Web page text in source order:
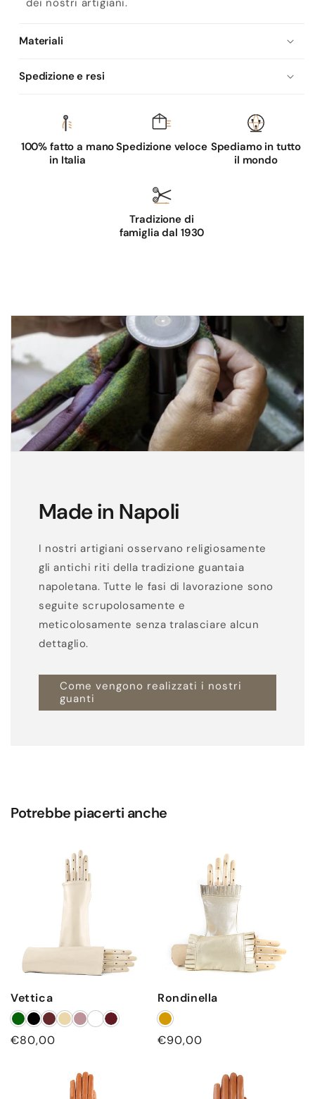
Materiali
Spedizione e resi
100% fatto a mano
in Italia
Spedizione veloce Spediamo in tutto
il mondo
Tradizione di
famiglia dal 1930
Made in Napoli
I nostri artigiani osservano religiosamente
gli antichi riti della tradizione guantaia
napoletana. Tutte le fasi di lavorazione sono
seguite scrupolosamente e
meticolosamente senza tralasciare alcun
dettaglio.
Come vengono realizzati i nostri
guanti
Potrebbe piacerti anche
Vettica
Prezzo
€80,00
Rondinella
Prezzo
€90,00